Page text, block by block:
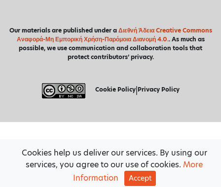
Our materials are published under aΔιεθνή Άδεια Creative Commons
Αναφορά-Μη Εμπορική Χρήση-Παρόμοια Διανομή 4.0.. As much as
possible, we use communication and collaboration tools that
protect contributors’ privacy.
Cookie Policy| Privacy Policy
Cookies help us deliver our services. By using our
services, you agree to our use of cookies. More
Information
Accept